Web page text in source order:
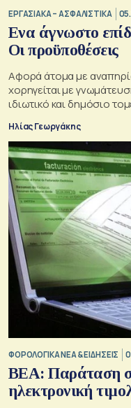
ΕΡΓΑΣΙΑΚΑ – ΑΣΦΑΛΙΣΤΙΚΑ
Ενα άγνωστο
Οι προϋποθέσεις
Αφορά άτομα με
χορηγείται με γνωμάτευση ΚΕΠΑ, αλλά τα ποσά διαφέρουν σε
ιδιωτικό και δημόσιο
Ηλίας Γεωργάκης
ΦΟΡΟΛΟΓΙΚΑ ΝΕΑ & EΙΔΗΣΕΙΣ
BEA: Παράταση
ηλεκτρονική